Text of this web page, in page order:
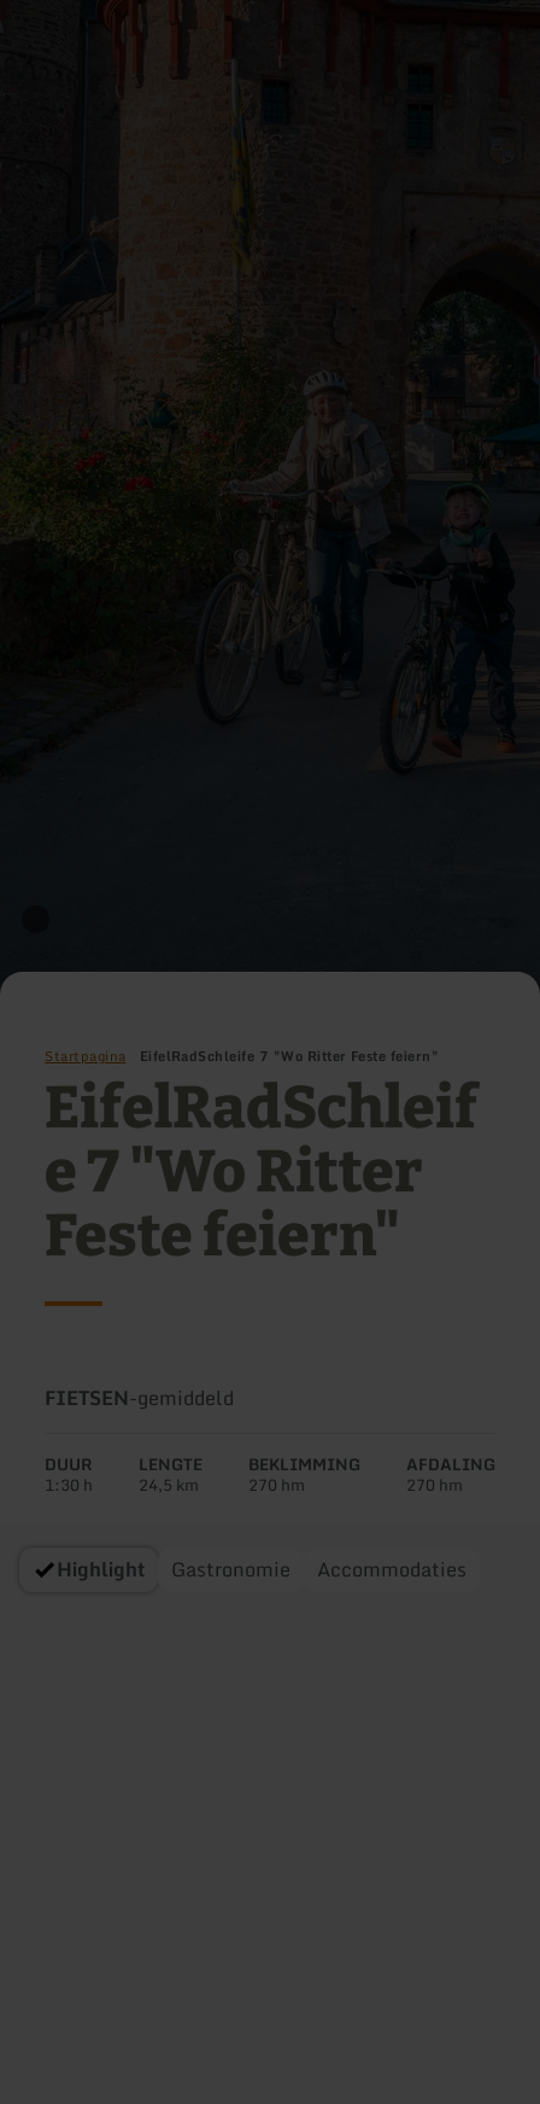
Startpagina EifelRadSchleife 7 "Wo Ritter Feste feiern"
EifelRadSchleif
e 7 "Wo Ritter
Feste feiern"
Soort
FIETSEN-Moeilijkheidsgraad:
gemiddeld
DUUR
1:30 h
LENGTE
24,5 km
BEKLIMMING
270 hm
AFDALING
270 hm
Highlight Gastronomie Accommodaties